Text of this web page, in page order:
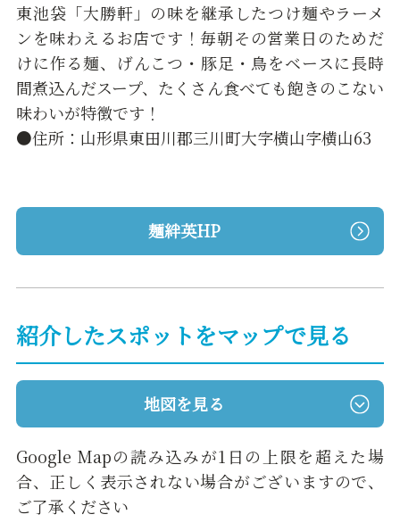
東池袋「大勝軒」の味を継承したつけ麺やラーメ
ンを味わえるお店です！毎朝その営業日のためだ
けに作る麺、げんこつ・豚足・鳥をベースに長時
間煮込んだスープ、たくさん食べても飽きのこない
味わいが特徴です！
●住所：山形県東田川郡三川町大字横山字横山63
麺絆英HP
紹介したスポットをマップで見る
地図を見る
Google Mapの読み込みが1日の上限を超えた場
合、正しく表示されない場合がございますので、
ご了承ください